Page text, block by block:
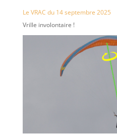
Le VRAC du 14 septembre 2025
Vrille involontaire !